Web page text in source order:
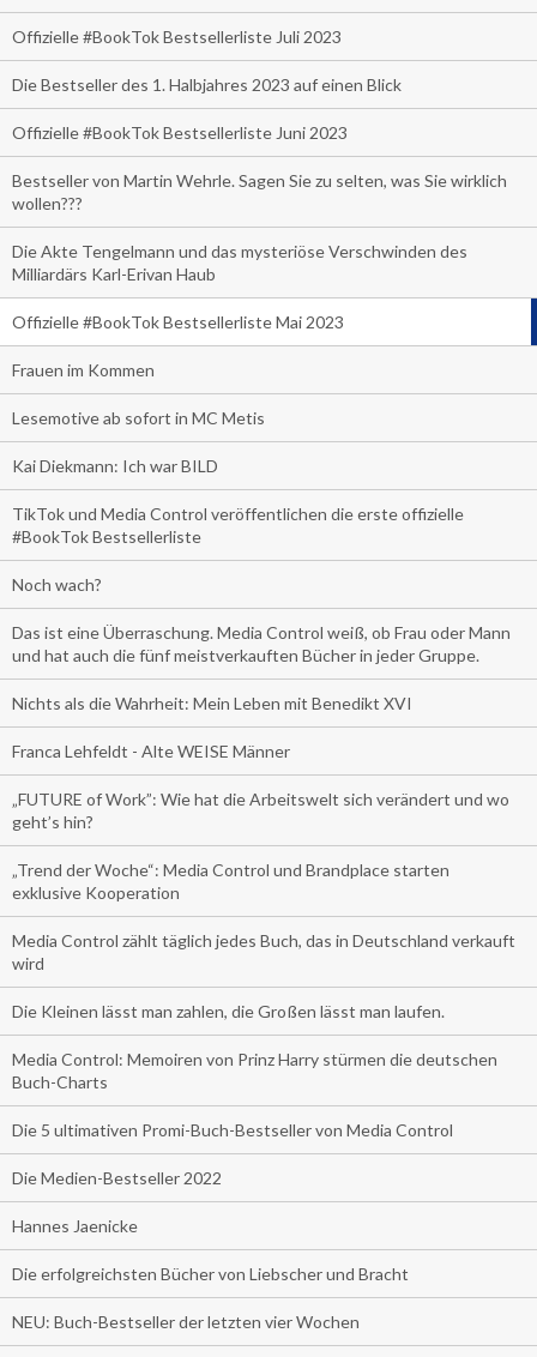
Offizielle #BookTok Bestsellerliste Juli 2023
Die Bestseller des 1. Halbjahres 2023 auf einen Blick
Offizielle #BookTok Bestsellerliste Juni 2023
Bestseller von Martin Wehrle. Sagen Sie zu selten, was Sie wirklich
wollen???
Die Akte Tengelmann und das mysteriöse Verschwinden des
Milliardärs Karl-Erivan Haub
Offizielle #BookTok Bestsellerliste Mai 2023
Frauen im Kommen
Lesemotive ab sofort in MC Metis
Kai Diekmann: Ich war BILD
TikTok und Media Control veröffentlichen die erste offizielle
#BookTok Bestsellerliste
Noch wach?
Das ist eine Überraschung. Media Control weiß, ob Frau oder Mann
und hat auch die fünf meistverkauften Bücher in jeder Gruppe.
Nichts als die Wahrheit: Mein Leben mit Benedikt XVI
Franca Lehfeldt - Alte WEISE Männer
„FUTURE of Work”: Wie hat die Arbeitswelt sich verändert und wo
geht’s hin?
„Trend der Woche“: Media Control und Brandplace starten
exklusive Kooperation
Media Control zählt täglich jedes Buch, das in Deutschland verkauft
wird
Die Kleinen lässt man zahlen, die Großen lässt man laufen.
Media Control: Memoiren von Prinz Harry stürmen die deutschen
Buch-Charts
Die 5 ultimativen Promi-Buch-Bestseller von Media Control
Die Medien-Bestseller 2022
Hannes Jaenicke
Die erfolgreichsten Bücher von Liebscher und Bracht
NEU: Buch-Bestseller der letzten vier Wochen